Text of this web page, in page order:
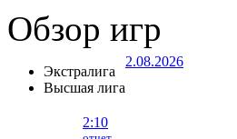
Обзор игр
Экстралига
Высшая лига
2.08.2026
2:10